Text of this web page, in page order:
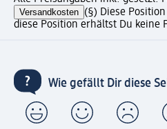
Versandkosten (§) Diese
diese Position erhältst Du keine
Wie gefällt Dir diese